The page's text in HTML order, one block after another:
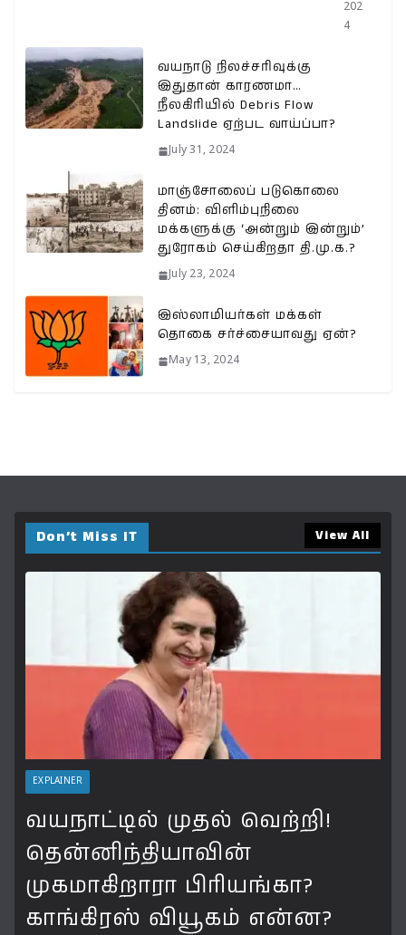
202
4
வயநாடு நிலச்சரிவுக்கு
இதுதான் காரணமா…
நீலகிரியில் Debris Flow
Landslide ஏற்பட வாய்ப்பா?
July 31, 2024
மாஞ்சோலைப் படுகொலை
தினம்: விளிம்புநிலை
மக்களுக்கு ‘அன்றும் இன்றும்’
துரோகம் செய்கிறதா தி.மு.க.?
July 23, 2024
இஸ்லாமியர்கள் மக்கள்
தொகை சர்ச்சையாவது ஏன்?
May 13, 2024
Don’t Miss IT View All
EXPLAINER
வயநாட்டில் முதல் வெற்றி!
தென்னிந்தியாவின்
முகமாகிறாரா பிரியங்கா?
காங்கிரஸ் வியூகம் என்ன?